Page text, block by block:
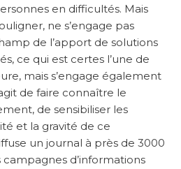
en difficultés. Mais
ne s’engage pas
de l’apport de solutions
ce qui est certes l’une de
mais s’engage également
de faire connaître le
de sensibiliser les
et la gravité de ce
un journal à près de 3000
d’informations